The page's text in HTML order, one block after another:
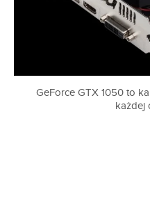
GeForce GTX 1050 to
każdej